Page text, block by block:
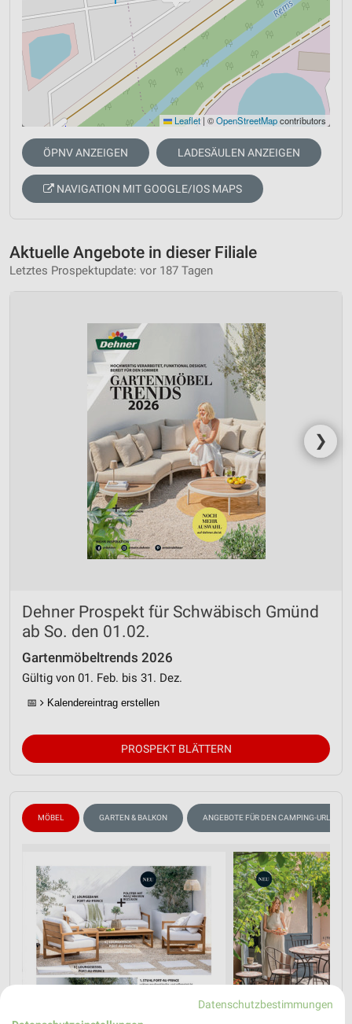
Leaflet | ©OpenStreetMapcontributors
ÖPNV ANZEIGEN LADESÄULEN ANZEIGEN
NAVIGATION MIT GOOGLE/IOS MAPS
Aktuelle Angebote in dieser Filiale
Letztes Prospektupdate: vor 187 Tagen
❯
Dehner Prospekt für Schwäbisch Gmünd
ab So. den 01.02.
Gartenmöbeltrends 2026
Gültig von 01. Feb. bis 31. Dez.
📅 Kalendereintrag erstellen
PROSPEKT BLÄTTERN
MÖBEL GARTEN & BALKON ANGEBOTE FÜR DEN CAMPING-URLAUB
Datenschutzbestimmungen